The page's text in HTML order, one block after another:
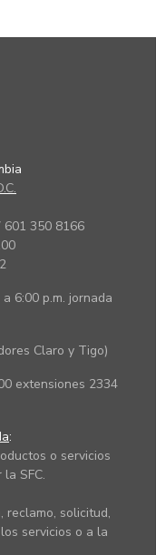
350 8166
6:00 p.m. jornada
Claro y Tigo)
extensiones 2334
:
o servicios
SFC.
reclamo, solicitud,
servicios o a la